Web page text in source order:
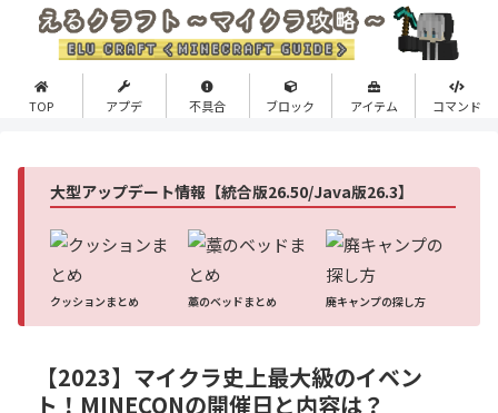
TOP アプデ 不具合 ブロック アイテム コマンド
大型アップデート情報【統合版26.50/Java版26.3】
クッションまとめ 藁のベッドまとめ 廃キャンプの探し方
【2023】マイクラ史上最大級のイベン
ト！MINECONの開催日と内容は？